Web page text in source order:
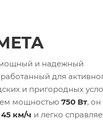
и надежный
для
и пригородных
мощностью 750 Вт, он
45 км/ч и легко